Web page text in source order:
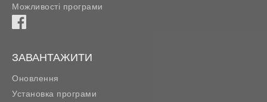
Можливості програми
ЗАВАНТАЖИТИ
Оновлення
Установка програми